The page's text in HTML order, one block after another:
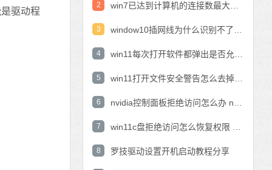
驱动程
2
3
4
5
6
7
8 罗技驱动设置开机启动教程分享